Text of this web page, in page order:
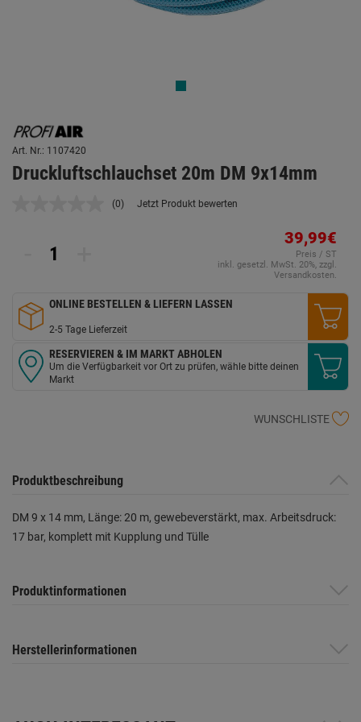
Art. Nr.: 1107420
Druckluftschlauchset 20m DM 9x14mm
Kein
(0) Jetzt Produkt bewerten
39,99€
Preis / ST
inkl. gesetzl. MwSt. 20%, zzgl.
Versandkosten.
ONLINE BESTELLEN & LIEFERN LASSEN
2-5 Tage Lieferzeit
RESERVIEREN & IM MARKT ABHOLEN
Um die Verfügbarkeit vor Ort zu prüfen, wähle bitte deinen
Markt
WUNSCHLISTE
Produktbeschreibung
DM 9 x 14 mm, Länge: 20 m, gewebeverstärkt, max. Arbeitsdruck:
17 bar, komplett mit Kupplung und Tülle
Produktinformationen
Herstellerinformationen